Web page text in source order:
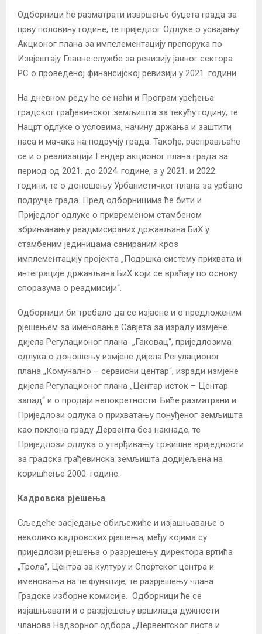
Одборници ће разматрати извршење буџета града за
прву половину године, те приједлог Одлуке о усвајању
Акционог плана за импелементацију препорука по
Извјештају Главне службе за ревизију јавног сектора
РС о проведеној финансијској ревизији у 2021. години.
На дневном реду ће се наћи и Програм уређења
градског грађевинског земљишта за текућу годину, те
Нацрт одлуке о условима, начину држања и заштити
паса и мачака на подручју града. Такође, расправљаће
се и о реализацији Гендер акционог плана града за
период од 2021. до 2024. године, а у 2021. и 2022.
години, те о доношењу Урбанистичког плана за урбано
подручје града. Пред одборницима ће бити и
Приједлог одлуке о привременом стамбеном
збрињавању реадмисираних држављана БиХ у
стамбеним јединицама санираним кроз
имплементацију пројекта „Подршка систему прихвата и
интеграције држављана БиХ који се враћају по основу
споразума о реадмисији“.
Одборници би требало да се изјасне и о прeдложеним
рјешењем за именовање Савјета за израду измјене
дијела Регулационог плана „Гаковац“, приједлозима
одлука о доношењу измјене дијела Регулационог
плана „Комунално – сервисни центар“, изради измјене
дијела Регулационог плана „Центар исток – Центар
запад“ и о продаји непокретности. Биће разматрани и
Приједлози одлука о прихватању понуђеног земљишта
као поклона граду Дервента без накнаде, те
Приједлози одлука о утврђивању тржишне вриједности
за градска грађевинска земљишта додијељена на
коришћење 2000. године.
Кадровска рјешења
Сљедеће засједање обиљежиће и изјашњавање о
неколико кадровских рјешења, међу којима су
приједлози рјешења о разрјешењу директора вртића
„Трола“, Центра за културу и Спортског центра и
именовања на те функције, те разрјешењу члана
Градске изборне комисије. Одборници ће се
изјашњавати и о разрјешењу вршилаца дужности
чланова Надзорног одбора „Дервентског листа и